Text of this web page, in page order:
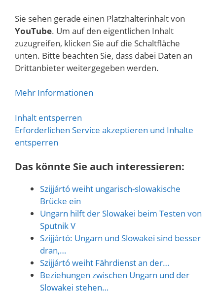
Sie sehen gerade einen Platzhalterinhalt von
YouTube. Um auf den eigentlichen Inhalt
zuzugreifen, klicken Sie auf die Schaltfläche
unten. Bitte beachten Sie, dass dabei Daten an
Drittanbieter weitergegeben werden.
Mehr Informationen
Inhalt entsperren
Erforderlichen Service akzeptieren und Inhalte
entsperren
Das könnte Sie auch interessieren:
Szijjártó weiht ungarisch-slowakische
Brücke ein
Ungarn hilft der Slowakei beim Testen von
Sputnik V
Szijjártó: Ungarn und Slowakei sind besser
dran,…
Szijjártó weiht Fährdienst an der…
Beziehungen zwischen Ungarn und der
Slowakei stehen…